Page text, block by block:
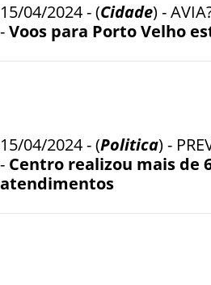
15/04/2024 - (Cidade) -
-Voos para Porto Velho
15/04/2024 - (Politica) -
- Centro realizou mais de
atendimentos